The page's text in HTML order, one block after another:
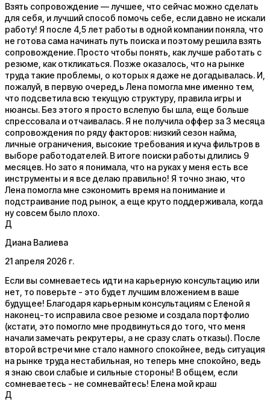
Взять сопровождение — лучшее, что сейчас можно сделать
для себя, и лучший способ помочь себе, если давно не искали
работу! Я после 4,5 лет работы в одной компании поняла, что
не готова сама начинать путь поиска и поэтому решила взять
сопровождение. Просто чтобы понять, как лучше работать с
резюме, как откликаться. Позже оказалось, что на рынке
труда такие проблемы, о которых я даже не догадывалась. И,
пожалуй, в первую очеред,ь Лена помогла мне именно тем,
что подсветила всю текущую структуру, правила игры и
нюансы. Без этого я просто вслепую бы шла, еще больше
спрессовала и отчаивалась. Я не получила оффер за 3 месяца
сопровождения по ряду факторов: низкий сезон найма,
личные ограничения, высокие требования и куча фильтров в
выборе работодателей. В итоге поиски работы длились 9
месяцев. Но зато я понимала, что на руках у меня есть все
инструменты и я все делаю правильно! Я точно знаю, что
Лена помогла мне сэкономить время на понимание и
подстраивание под рынок, а еще круто поддерживала, когда
ну совсем было плохо.
Д
Диана Валиева
21 апреля 2026 г.
Если вы сомневаетесь идти на карьерную консультацию или
нет, то поверьте - это будет лучшим вложением в ваше
будущее! Благодаря карьерным консультациям с Еленой я
наконец-то исправила свое резюме и создала портфолио
(кстати, это помогло мне продвинуться до того, что меня
начали замечать рекрутеры, а не сразу слать отказы). После
второй встречи мне стало намного спокойнее, ведь ситуация
на рынке труда нестабильная, но теперь мне спокойно, ведь
я знаю свои слабые и сильные стороны! В общем, если
сомневаетесь - не сомневайтесь! Елена мой краш
Д